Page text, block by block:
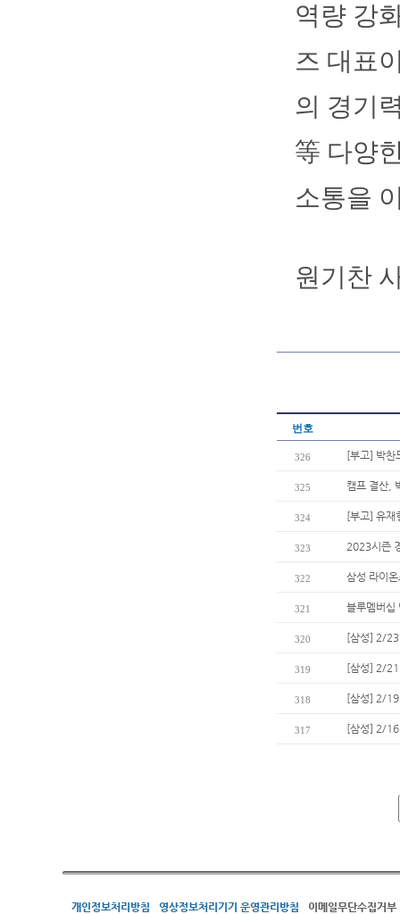
역량 강
즈 대표
의 경기
等 다양
소통을
원기찬
번호
326 [부고] 박찬
325 캠프 결산,
324 [부고] 유재
323 2023시즌
322 삼성 라이
321 블루멤버십
320 [삼성] 2/
319 [삼성] 2/
318 [삼성] 2/
317 [삼성] 2/
개인정보처리방침 영상정보처리기기 운영관리방침 이메일무단수집거부